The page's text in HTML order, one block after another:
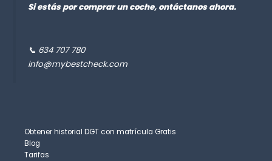
Si estás por comprar un coche, ontáctanos ahora.
📞 634 707 780
info@mybestcheck.com
Obtener historial DGT con matrícula Gratis
Blog
Tarifas